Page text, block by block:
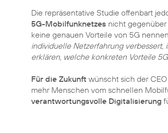
Die repräsentative Studie offenbart
5G-Mobilfunknetzes nicht gegenüber
keine genauen Vorteile von 5G
individuelle Netzerfahrung verbessert,
erklären, welche konkreten Vorteile
Für die Zukunft wünscht sich der
mehr Menschen vom schnellen
verantwortungsvolle Digitalisierung